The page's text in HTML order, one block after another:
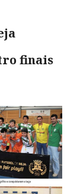
finais